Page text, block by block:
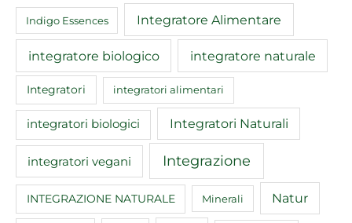
Indigo Essences Integratore Alimentare
integratore biologico integratore naturale
Integratori integratori alimentari
integratori biologici Integratori Naturali
integratori vegani Integrazione
INTEGRAZIONE NATURALE Minerali Natur